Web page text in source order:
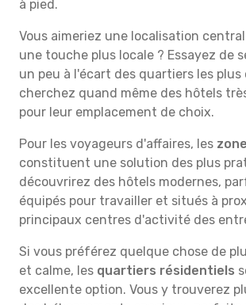
à pied.
Vous aimeriez une localisation
une touche plus locale ? Essayez de
un peu à l'écart des quartiers les plus
cherchez quand même des hôtels
pour leur emplacement de choix.
Pour les voyageurs d'affaires, les
constituent une solution des plus
découvrirez des hôtels modernes,
équipés pour travailler et situés à
principaux centres d'activité des
Si vous préférez quelque chose de
et calme, les quartiers résidentiels
excellente option. Vous y trouverez